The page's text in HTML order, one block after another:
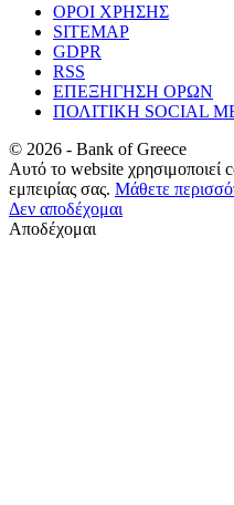
ΟΡΟΙ ΧΡΗΣΗΣ
SITEMAP
GDPR
RSS
ΕΠΕΞΗΓΗΣΗ ΟΡΩΝ
ΠΟΛΙΤΙΚΗ SOCIAL
© 2026 - Bank of Greece
Αυτό το website χρησιμοποιεί
εμπειρίας σας. Μάθετε
Δεν αποδέχομαι
Αποδέχομαι